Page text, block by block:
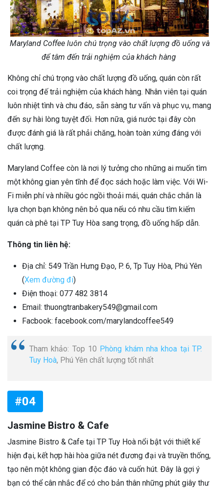
Maryland Coffee luôn chú trọng vào chất lượng đồ uống và
để tâm đến trải nghiệm của khách hàng
Không chỉ chú trọng vào chất lượng đồ uống, quán còn rất
coi trọng đế trải nghiệm của khách hàng. Nhân viên tại quán
luôn nhiệt tình và chu đáo, sẵn sàng tư vấn và phục vụ, mang
đến sự hài lòng tuyệt đối. Hơn nữa, giá nước tại đây còn
được đánh giá là rất phải chăng, hoàn toàn xứng đáng với
chất lượng.
Maryland Coffee còn là nơi lý tưởng cho những ai muốn tìm
một không gian yên tĩnh để đọc sách hoặc làm việc. Với Wi-
Fi miễn phí và nhiều góc ngồi thoải mái, quán chắc chắn là
lựa chọn bạn không nên bỏ qua nếu có nhu cầu tìm kiếm
quán cà phê tại TP Tuy Hòa sang trọng, đồ uống hấp dẫn.
Thông tin liên hệ:
Địa chỉ: 549 Trần Hưng Đạo, P. 6, Tp Tuy Hòa, Phú Yên
(Xem đường đi)
Điện thoại: 077 482 3814
Email: thuongtranbakery549@gmail.com
Facbook: facebook.com/marylandcoffee549
Tham khảo: Top 10 Phòng khám nha khoa tại TP.
Tuy Hoà, Phú Yên chất lượng tốt nhất
#04
Jasmine Bistro & Cafe
Jasmine Bistro & Cafe tại TP Tuy Hoà nổi bật với thiết kế
hiện đại, kết hợp hài hòa giữa nét đương đại và truyền thống,
tạo nên một không gian độc đáo và cuốn hút. Đây là gợi ý
bạn có thể cân nhắc để có cho bản thân những phút giây thư